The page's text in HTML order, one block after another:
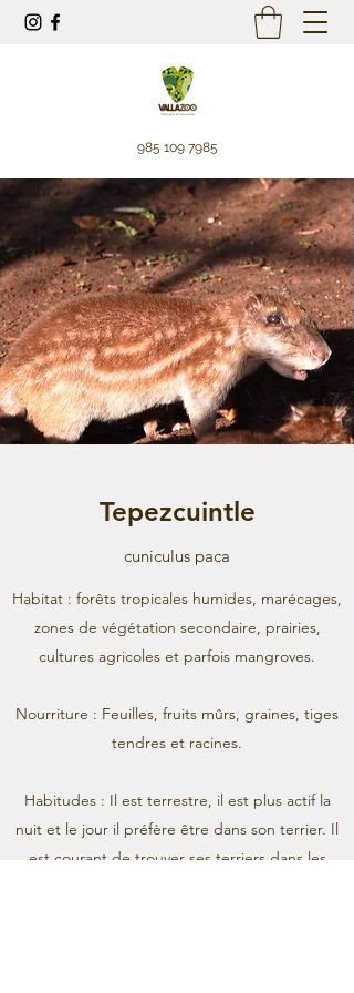
985 109 7985
Tepezcuintle
cuniculus paca
Habitat : forêts tropicales humides, marécages,
zones de végétation secondaire, prairies,
cultures agricoles et parfois mangroves.
Nourriture : Feuilles, fruits mûrs, graines, tiges
tendres et racines.
Habitudes : Il est terrestre, il est plus actif la
nuit et le jour il préfère être dans son terrier. Il
est courant de trouver ses terriers dans les